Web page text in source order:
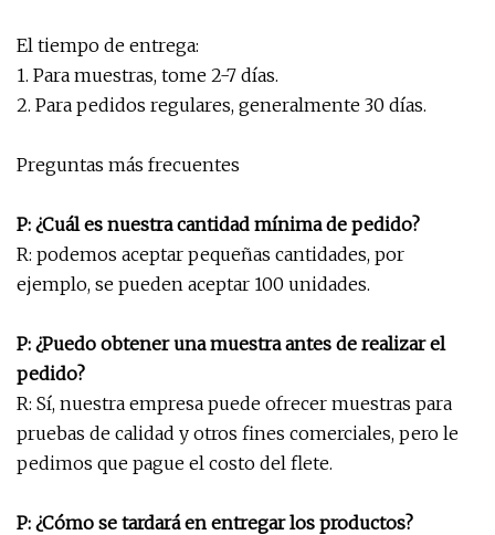
El tiempo de entrega:
1. Para muestras, tome 2-7 días.
2. Para pedidos regulares, generalmente 30 días.
Preguntas más frecuentes
P: ¿Cuál es nuestra cantidad mínima de pedido?
R: podemos aceptar pequeñas cantidades, por
ejemplo, se pueden aceptar 100 unidades.
P: ¿Puedo obtener una muestra antes de realizar el
pedido?
R: Sí, nuestra empresa puede ofrecer muestras para
pruebas de calidad y otros fines comerciales, pero le
pedimos que pague el costo del flete.
P: ¿Cómo se tardará en entregar los productos?